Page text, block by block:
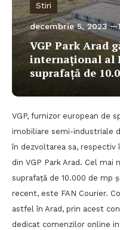
Stiri
decembrie 5, 2023
VGP Park Arad
internațional al
suprafață de
VGP, furnizor european de
imobiliare semi-industriale
în dezvoltarea sa, respectiv
din VGP Park Arad. Cel mai
suprafață de 10.000 de mp
recent, este FAN Courier.
astfel în Arad, prin acest
dedicat comenzilor online